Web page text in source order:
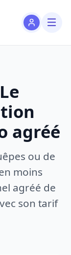
agréé
ou de
moins
agréé de
son tarif